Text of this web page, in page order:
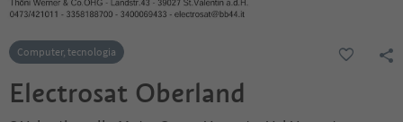
Computer, tecnologia
Electrosat Oberland